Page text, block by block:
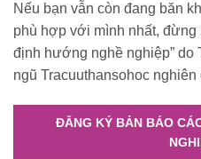
Nếu bạn vẫn còn đang băn
phù hợp với mình nhất, đừng
định hướng nghề nghiệp” do
ngũ Tracuuthansohoc nghiên
ĐĂNG KÝ BẢN BÁO